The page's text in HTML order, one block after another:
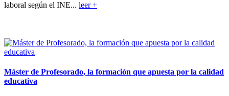
laboral según el INE... leer +
Máster de Profesorado, la formación que apuesta por la calidad
educativa